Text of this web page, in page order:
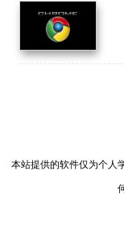
本站提供的软件仅为个人